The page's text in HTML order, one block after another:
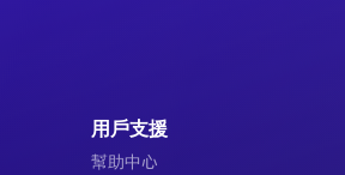
用戶支援
幫助中心